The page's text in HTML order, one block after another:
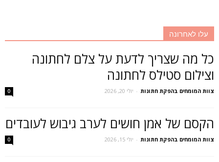
עלו לאחרונה
כל מה שצריך לדעת על צלם לחתונה
וצילום סטילס לחתונה
צוות המומחים בהפקת חתונות - יולי 20, 2026 0
הקסם של אמן חושים לערב גיבוש לעובדים
צוות המומחים בהפקת חתונות - יולי 15, 2026 0